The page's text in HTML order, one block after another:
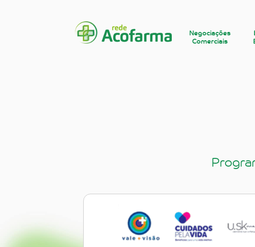
Negociações
Comerciais